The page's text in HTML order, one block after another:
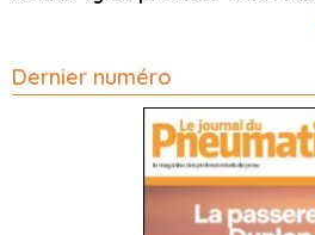
Dernier numéro